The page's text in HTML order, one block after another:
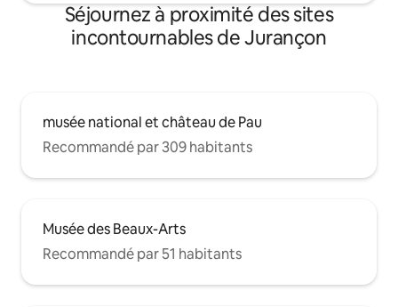
Séjournez à proximité des sites
incontournables de Jurançon
musée national et château de Pau
Recommandé par 309 habitants
Musée des Beaux-Arts
Recommandé par 51 habitants